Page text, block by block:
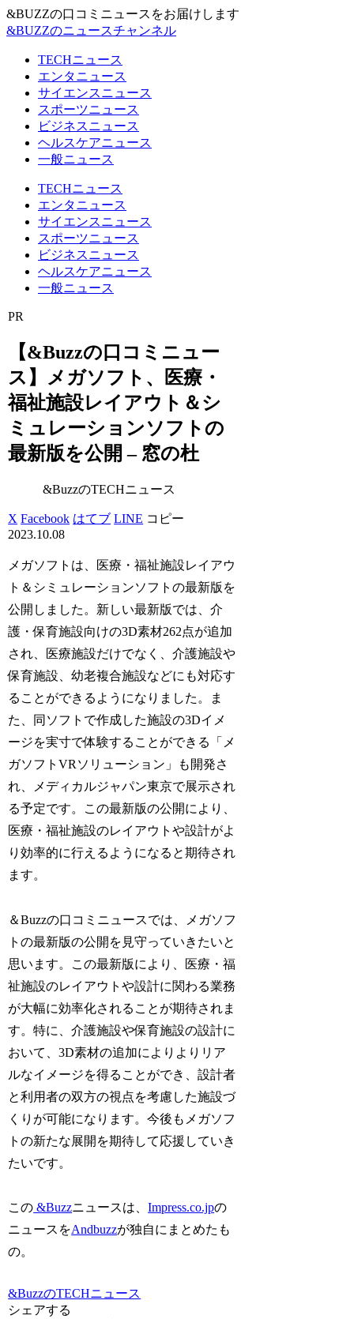
&BUZZの口コミニュースをお届けします
&BUZZのニュースチャンネル
TECHニュース
エンタニュース
サイエンスニュース
スポーツニュース
ビジネスニュース
ヘルスケアニュース
一般ニュース
TECHニュース
エンタニュース
サイエンスニュース
スポーツニュース
ビジネスニュース
ヘルスケアニュース
一般ニュース
PR
【&Buzzの口コミニュー
ス】メガソフト、医療・
福祉施設レイアウト＆シ
ミュレーションソフトの
最新版を公開 – 窓の杜
&BuzzのTECHニュース
X Facebook はてブ LINE コピー
2023.10.08
メガソフトは、医療・福祉施設レイアウ
ト＆シミュレーションソフトの最新版を
公開しました。新しい最新版では、介
護・保育施設向けの3D素材262点が追加
され、医療施設だけでなく、介護施設や
保育施設、幼老複合施設などにも対応す
ることができるようになりました。ま
た、同ソフトで作成した施設の3Dイメ
ージを実寸で体験することができる「メ
ガソフトVRソリューション」も開発さ
れ、メディカルジャパン東京で展示され
る予定です。この最新版の公開により、
医療・福祉施設のレイアウトや設計がよ
り効率的に行えるようになると期待され
ます。
＆Buzzの口コミニュースでは、メガソフ
トの最新版の公開を見守っていきたいと
思います。この最新版により、医療・福
祉施設のレイアウトや設計に関わる業務
が大幅に効率化されることが期待されま
す。特に、介護施設や保育施設の設計に
おいて、3D素材の追加によりよりリア
ルなイメージを得ることができ、設計者
と利用者の双方の視点を考慮した施設づ
くりが可能になります。今後もメガソフ
トの新たな展開を期待して応援していき
たいです。
この &Buzzニュースは、Impress.co.jpの
ニュースをAndbuzzが独自にまとめたも
の。
&BuzzのTECHニュース
シェアする